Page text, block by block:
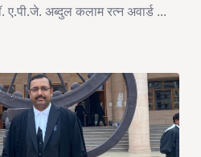
ए.पी.जे. अब्दुल कलाम रत्न अवार्ड ...